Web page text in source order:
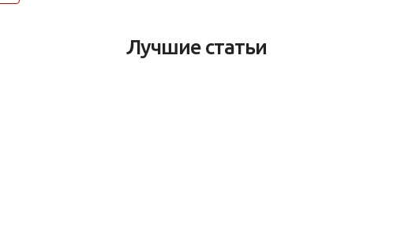
Лучшие статьи